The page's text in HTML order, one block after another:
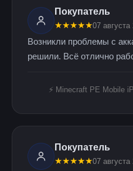
Покупатель
★★★★★07
Возникли проблемы с
решили. Всё отлично
⚡️ Minecraft PE Mobile
Покупатель
★★★★★07